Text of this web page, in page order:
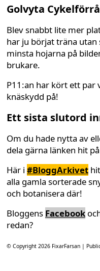
Golvyta
Blev snabbt lite mer
har ju börjat träna utan
minsta hojarna på
brukare.
P11:an har kört ett par
knäskydd på!
Ett sista slutord
Om du hade nytta av
dela gärna länken hit
Här i #BloggArkivet
alla gamla sorterade
och botanisera där!
Bloggens Facebook
redan?
© Copyright 2026 FixarFarsan |